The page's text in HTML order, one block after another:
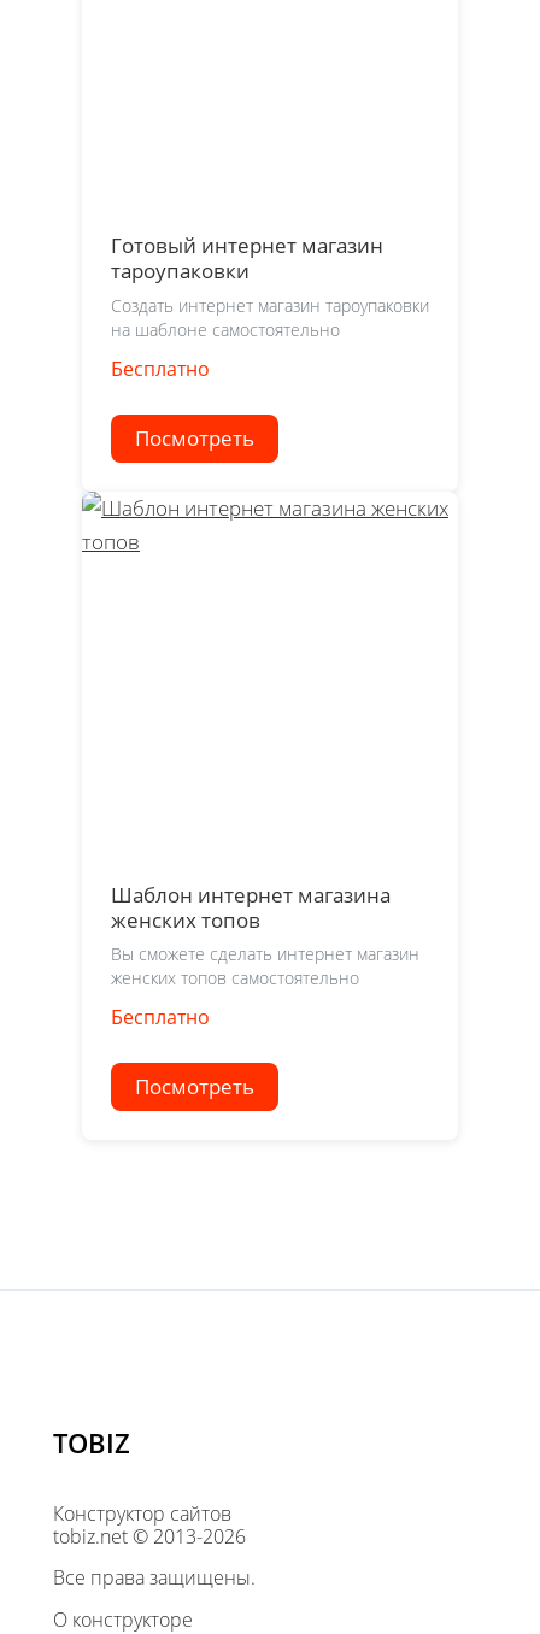
Готовый интернет магазин
тароупаковки
Создать интернет магазин тароупаковки
на шаблоне самостоятельно
Бесплатно
Посмотреть
Шаблон интернет магазина
женских топов
Вы сможете сделать интернет магазин
женских топов самостоятельно
Бесплатно
Посмотреть
TOBIZ
Конструктор сайтов
tobiz.net © 2013-2026
Все права защищены.
О конструкторе